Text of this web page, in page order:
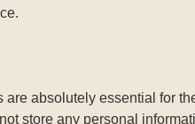
are absolutely essential for
store any personal